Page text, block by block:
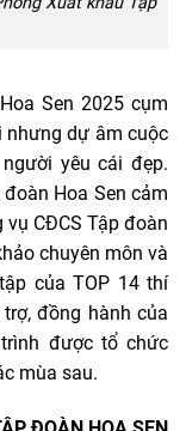
Sen 2025 cụm
nhưng dự âm cuộc
yêu cái đẹp.
Hoa Sen cảm
CĐCS Tập đoàn
chuyên môn và
của TOP 14 thí
đồng hành của
được tổ chức
mùa sau.